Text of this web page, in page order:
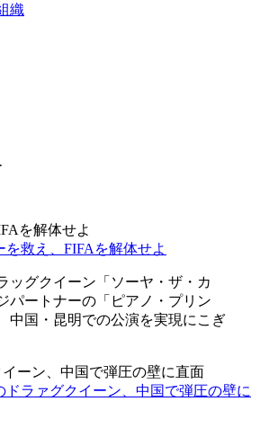
織
を解体せよ
を救え、FIFAを解体せよ
ーン、中国で弾圧の壁に直面
ドラァグクイーン、中国で弾圧の壁に